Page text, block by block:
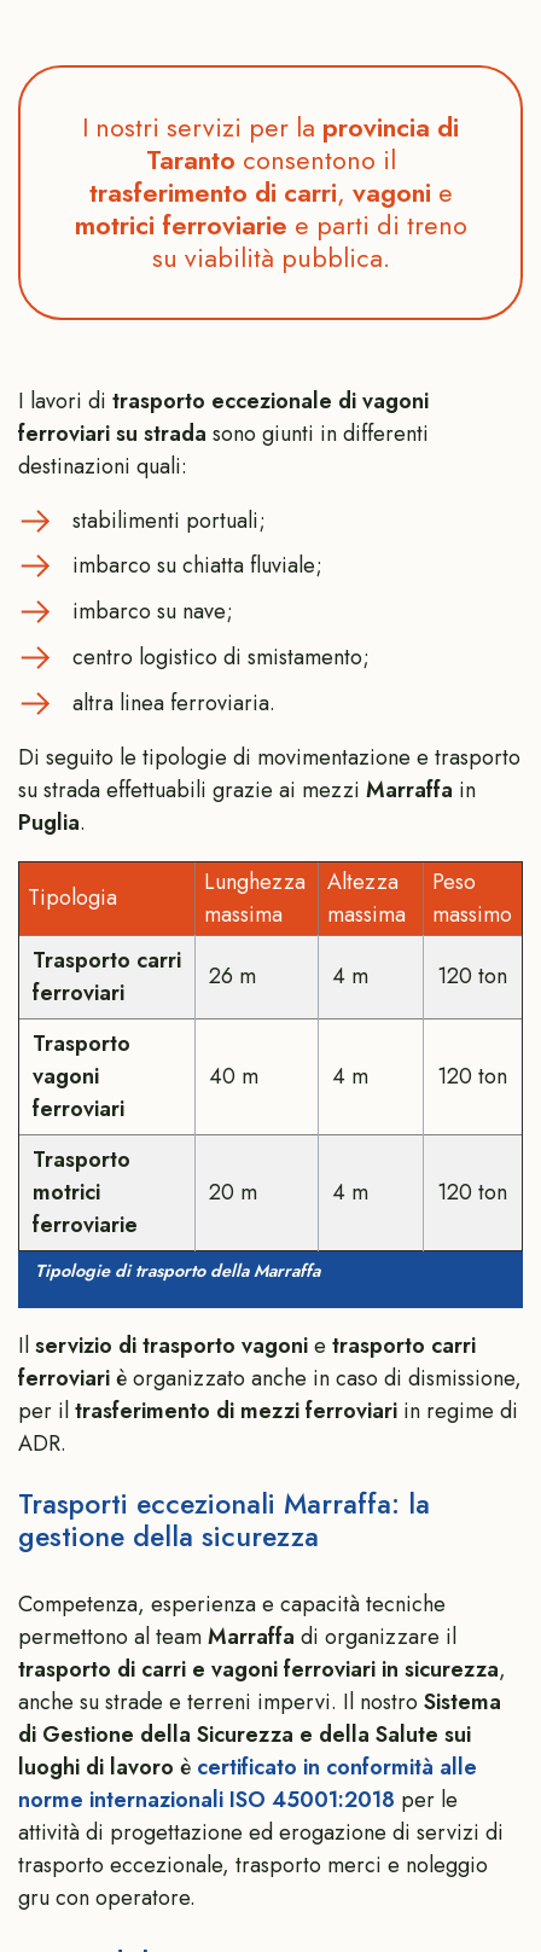
I nostri servizi per la provincia di
Taranto consentono il
trasferimento di carri, vagoni e
motrici ferroviarie e parti di treno
su viabilità pubblica.
I lavori di trasporto eccezionale di vagoni
ferroviari su strada sono giunti in differenti
destinazioni quali:
stabilimenti portuali;
imbarco su chiatta fluviale;
imbarco su nave;
centro logistico di smistamento;
altra linea ferroviaria.
Di seguito le tipologie di movimentazione e trasporto
su strada effettuabili grazie ai mezzi Marraffa in
Puglia.
Tipologie di trasporto della Marraffa
Tipologia
Lunghezza
massima
Altezza
massima
Peso
massimo
Trasporto carri
ferroviari
26 m 4 m 120 ton
Trasporto
vagoni
ferroviari
40 m 4 m 120 ton
Trasporto
motrici
ferroviarie
20 m 4 m 120 ton
Ilservizio di trasporto vagonie trasporto carri
ferroviariè organizzato anche in caso di dismissione,
per iltrasferimento di mezzi ferroviari in regime di
ADR.
Trasporti eccezionali Marraffa: la
gestione della sicurezza
Competenza, esperienza e capacità tecniche
permettono al teamMarraffa di organizzare il
trasporto di carri e vagoni ferroviari in sicurezza,
anche su strade e terreni impervi. Il nostro Sistema
di Gestione della Sicurezza e della Salute sui
luoghi di lavoro è certificato in conformità alle
norme internazionali ISO 45001:2018 per le
attività di progettazione ed erogazione di servizi di
trasporto eccezionale, trasporto merci e noleggio
gru con operatore.